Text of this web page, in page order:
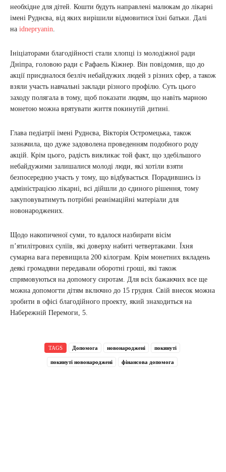
необхідне для дітей. Кошти будуть направлені малюкам до лікарні
імені Руднєва, від яких вирішили відмовитися їхні батьки. Далі
на idnepryanin
Ініціаторами благодійності стали хлопці із молодіжної ради
Дніпра, головою ради є Рафаель Кіжнер. Він повідомив, що до
акції приєдналося безліч небайдужих людей з різних сфер, а також
взяли участь навчальні заклади різного профілю. Суть цього
заходу полягала в тому, щоб показати людям, що навіть марною
монетою можна врятувати життя покинутій дитині.
Глава педіатрії імені Руднєва, Вікторія Остромецька, також
зазначила, що дуже задоволена проведенням подобного роду
акцій. Крім цього, радість викликає той факт, що здебільшого
небайдужими залишалися молоді люди, які хотіли взяти
безпосередню участь у тому, що відбувається. Порадившись із
адміністрацією лікарні, всі дійшли до єдиного рішення, тому
закуповуватимуть потрібні реанімаційні матеріали для
новонароджених.
Щодо накопиченої суми, то вдалося назбирати вісім
п’ятилітрових суліїв, які доверху набиті четвертаками. Їхня
сумарна вага перевищила 200 кілограм. Крім монетних вкладень
деякі громадяни передавали оборотні гроші, які також
спрямовуються на допомогу сиротам. Для всіх бажаючих все ще
можна допомогти дітям включно до 15 грудня. Свій внесок можна
зробити в офісі благодійного проекту, який знаходиться на
Набережній Перемоги, 5.
TAGS Допомога новонароджені покинуті
покинуті новонароджені фінансова допомога